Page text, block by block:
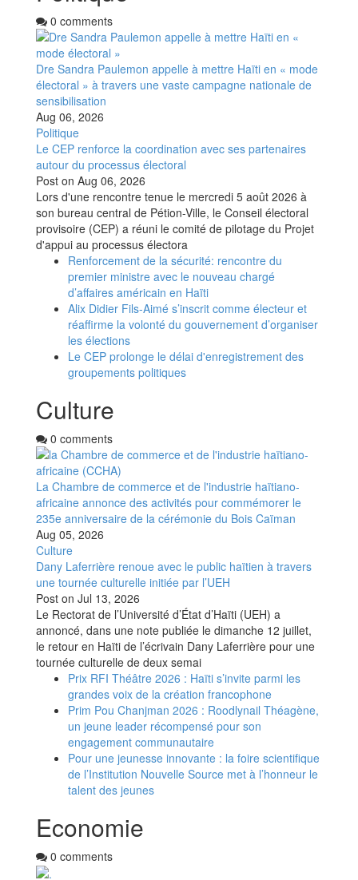
0 comments
Dre Sandra Paulemon appelle à mettre Haïti en « mode
électoral » à travers une vaste campagne nationale de
sensibilisation
Aug 06, 2026
Politique
Le CEP renforce la coordination avec ses partenaires
autour du processus électoral
Post on Aug 06, 2026
Lors d'une rencontre tenue le mercredi 5 août 2026 à
son bureau central de Pétion-Ville, le Conseil électoral
provisoire (CEP) a réuni le comité de pilotage du Projet
d'appui au processus électora
Renforcement de la sécurité: rencontre du
premier ministre avec le nouveau chargé
d’affaires américain en Haïti
Alix Didier Fils-Aimé s’inscrit comme électeur et
réaffirme la volonté du gouvernement d’organiser
les élections
Le CEP prolonge le délai d'enregistrement des
groupements politiques
Culture
0 comments
La Chambre de commerce et de l'industrie haïtiano-
africaine annonce des activités pour commémorer le
235e anniversaire de la cérémonie du Bois Caïman
Aug 05, 2026
Culture
Dany Laferrière renoue avec le public haïtien à travers
une tournée culturelle initiée par l’UEH
Post on Jul 13, 2026
Le Rectorat de l’Université d’État d’Haïti (UEH) a
annoncé, dans une note publiée le dimanche 12 juillet,
le retour en Haïti de l’écrivain Dany Laferrière pour une
tournée culturelle de deux semai
Prix RFI Théâtre 2026 : Haïti s’invite parmi les
grandes voix de la création francophone
Prim Pou Chanjman 2026 : Roodlynail Théagène,
un jeune leader récompensé pour son
engagement communautaire
Pour une jeunesse innovante : la foire scientifique
de l’Institution Nouvelle Source met à l’honneur le
talent des jeunes
Economie
0 comments